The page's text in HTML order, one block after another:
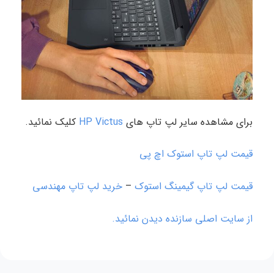
برای مشاهده سایر لپ تاپ های HP Victus کلیک نمائید.
قیمت لپ تاپ استوک اچ پی
قیمت لپ تاپ گیمینگ استوک – خرید لپ تاپ مهندسی
از سایت اصلی سازنده دیدن نمائید.